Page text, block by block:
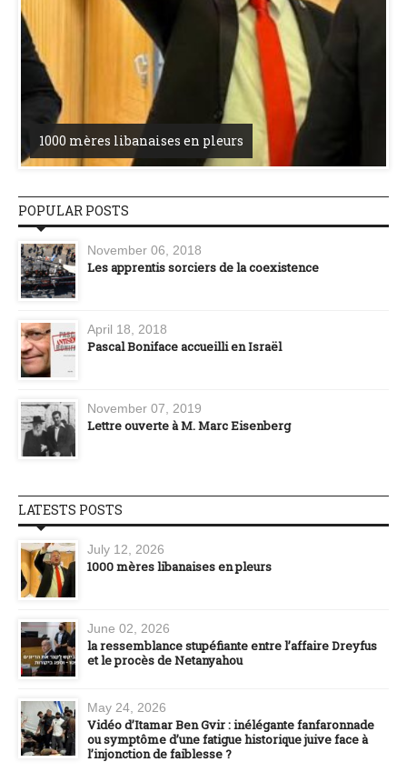
1000 mères libanaises en pleurs
POPULAR POSTS
November 06, 2018
Les apprentis sorciers de la coexistence
April 18, 2018
Pascal Boniface accueilli en Israël
November 07, 2019
Lettre ouverte à M. Marc Eisenberg
LATESTS POSTS
July 12, 2026
1000 mères libanaises en pleurs
June 02, 2026
la ressemblance stupéfiante entre l’affaire Dreyfus
et le procès de Netanyahou
May 24, 2026
Vidéo d’Itamar Ben Gvir : inélégante fanfaronnade
ou symptôme d’une fatigue historique juive face à
l’injonction de faiblesse ?